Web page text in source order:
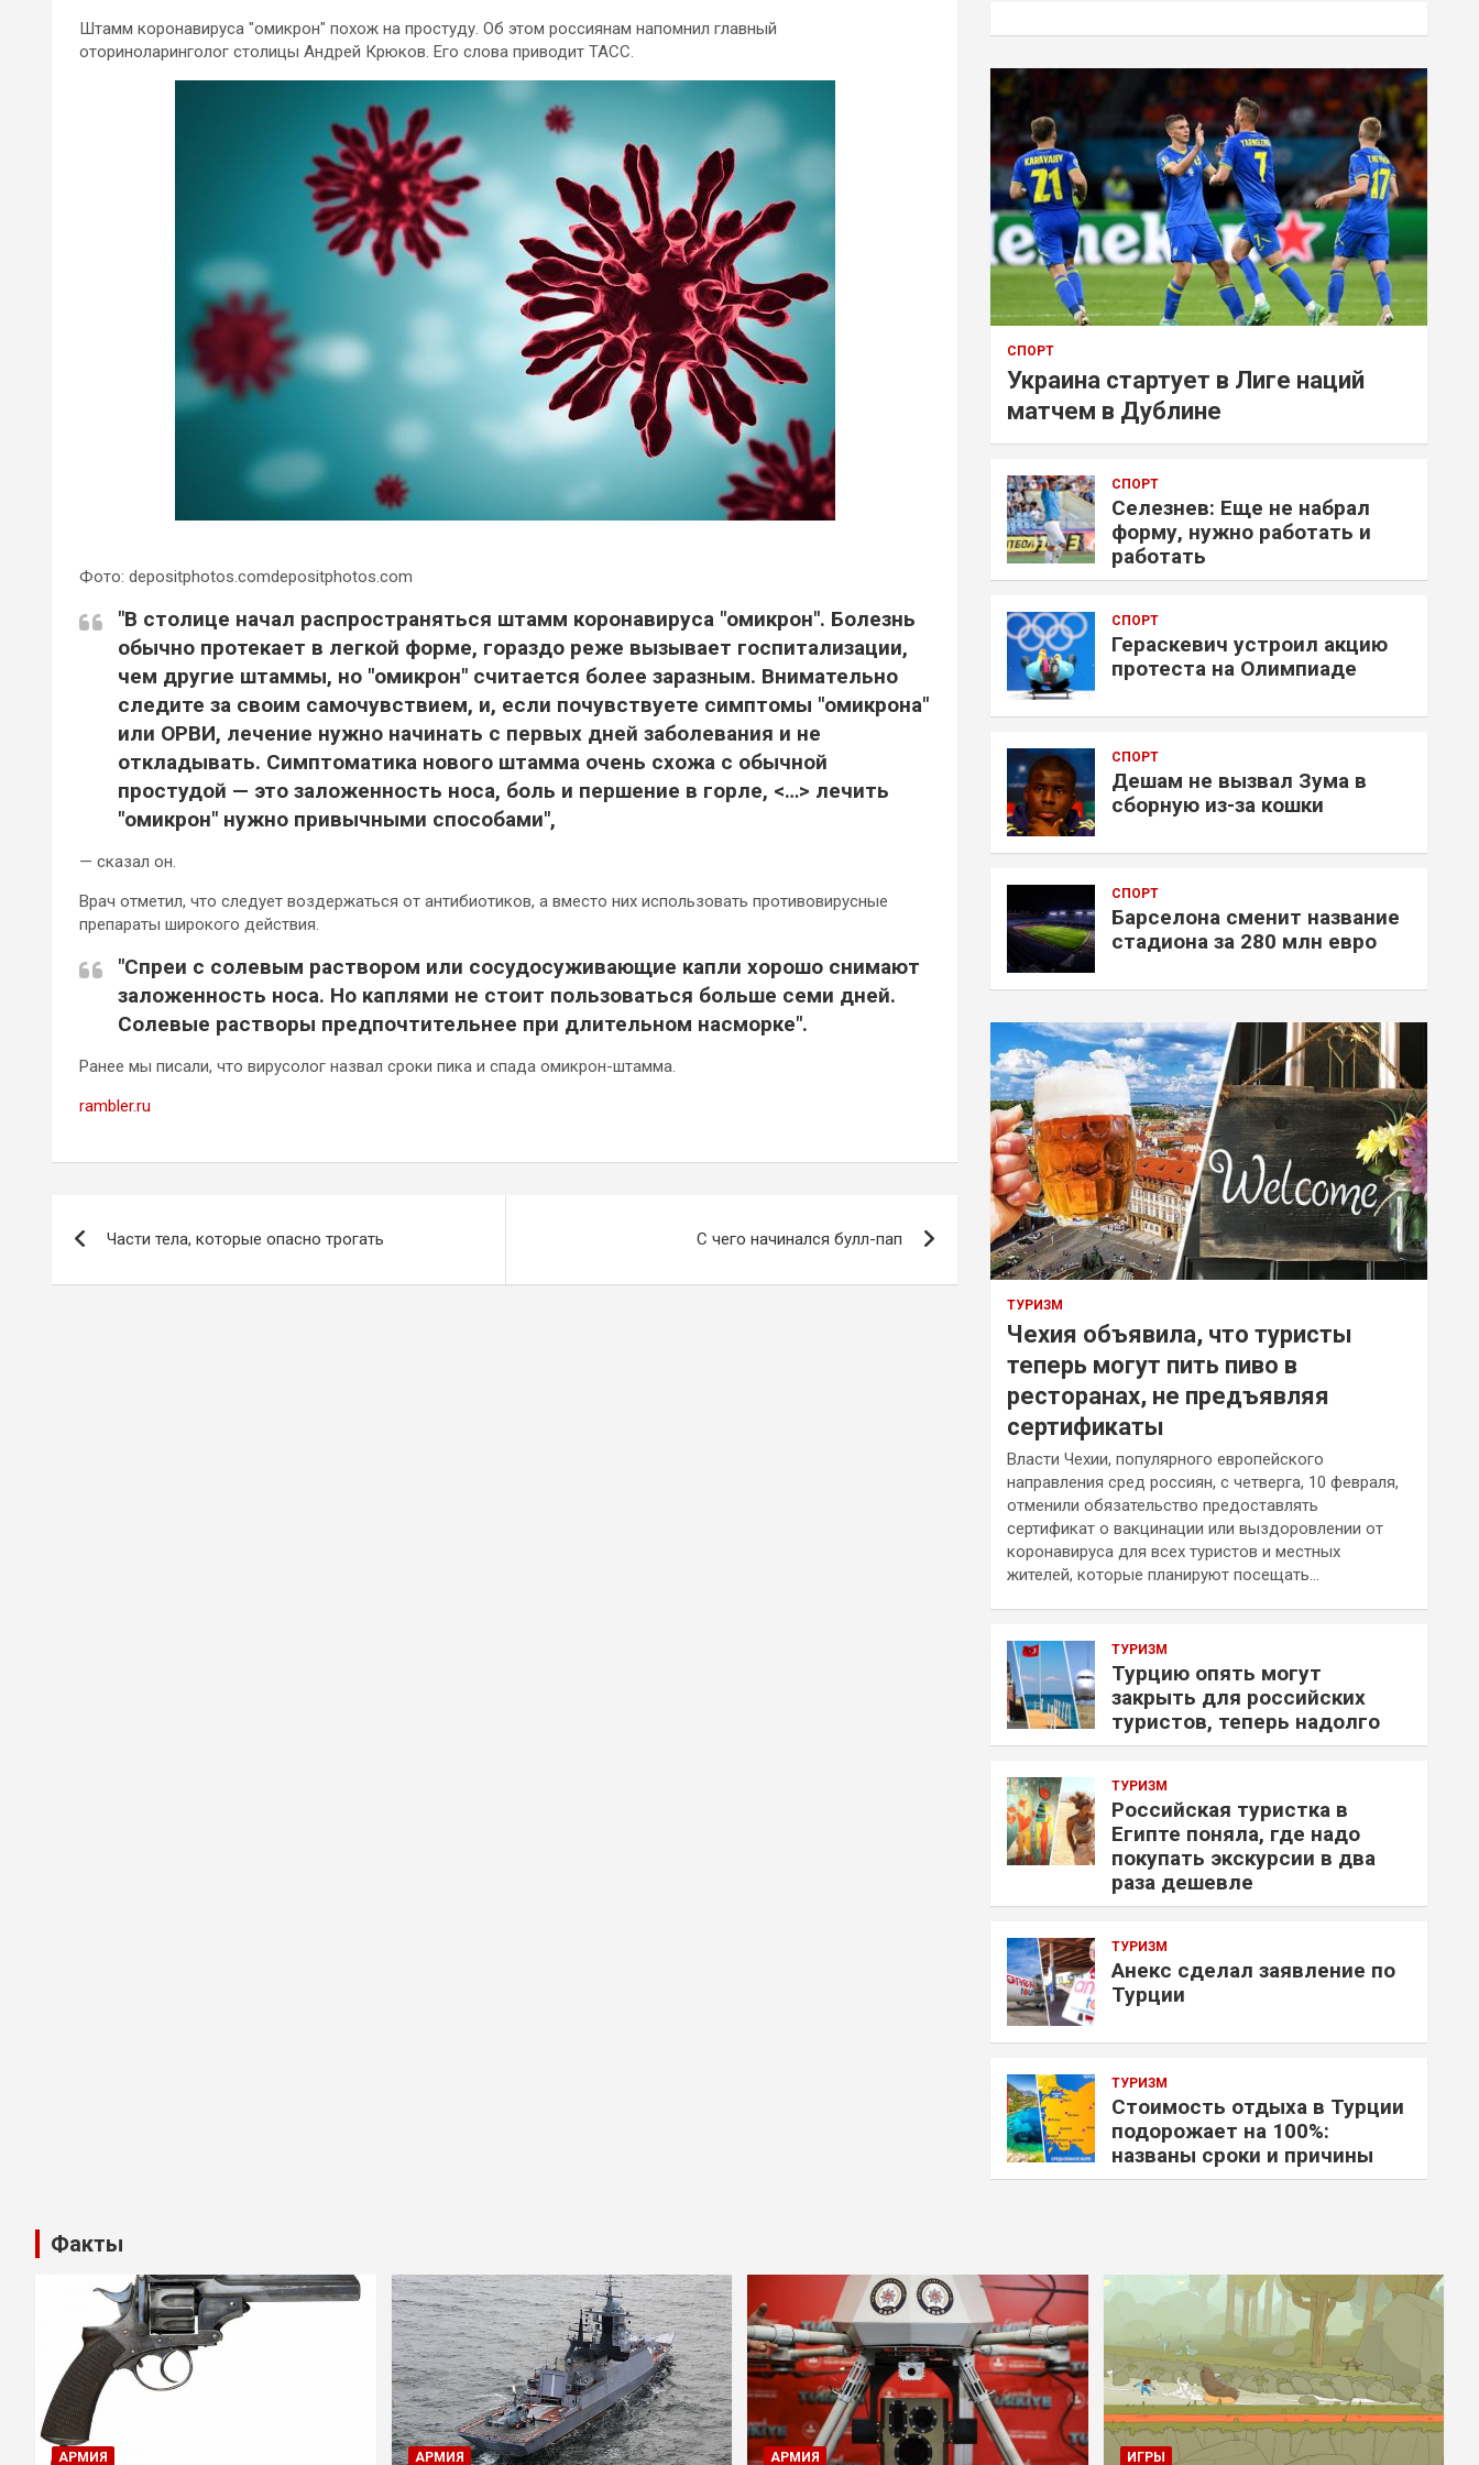
Штамм коронавируса "омикрон" похож на простуду. Об этом россиянам напомнил главный
оториноларинголог столицы Андрей Крюков. Его слова приводит ТАСС.
Фото: depositphotos.comdepositphotos.com
"В столице начал распространяться штамм коронавируса "омикрон". Болезнь
обычно протекает в легкой форме, гораздо реже вызывает госпитализации,
чем другие штаммы, но "омикрон" считается более заразным. Внимательно
следите за своим самочувствием, и, если почувствуете симптомы "омикрона"
или ОРВИ, лечение нужно начинать с первых дней заболевания и не
откладывать. Симптоматика нового штамма очень схожа с обычной
простудой — это заложенность носа, боль и першение в горле, <…> лечить
"омикрон" нужно привычными способами",
— сказал он.
Врач отметил, что следует воздержаться от антибиотиков, а вместо них использовать противовирусные
препараты широкого действия.
"Спреи с солевым раствором или сосудосуживающие капли хорошо снимают
заложенность носа. Но каплями не стоит пользоваться больше семи дней.
Солевые растворы предпочтительнее при длительном насморке".
Ранее мы писали, что вирусолог назвал сроки пика и спада омикрон-штамма.
rambler.ru
по
Части тела, которые опасно трогать С чего начинался булл-пап
СПОРТ
Украина стартует в Лиге наций
матчем в Дублине
СПОРТ
Селезнев: Еще не набрал
форму, нужно работать и
работать
СПОРТ
Гераскевич устроил акцию
протеста на Олимпиаде
СПОРТ
Дешам не вызвал Зума в
сборную из-за кошки
СПОРТ
Барселона сменит название
стадиона за 280 млн евро
ТУРИЗМ
Чехия объявила, что туристы
теперь могут пить пиво в
ресторанах, не предъявляя
сертификаты
Власти Чехии, популярного европейского
направления сред россиян, с четверга, 10 февраля,
отменили обязательство предоставлять
сертификат о вакцинации или выздоровлении от
коронавируса для всех туристов и местных
жителей, которые планируют посещать…
ТУРИЗМ
Турцию опять могут
закрыть для российских
туристов, теперь надолго
ТУРИЗМ
Российская туристка в
Египте поняла, где надо
покупать экскурсии в два
раза дешевле
ТУРИЗМ
Анекс сделал заявление по
Турции
ТУРИЗМ
Стоимость отдыха в Турции
подорожает на 100%:
названы сроки и причины
Факты
АРМИЯ АРМИЯ АРМИЯ ИГРЫ